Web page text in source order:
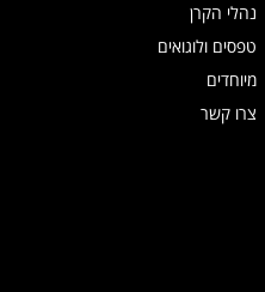
נהלי הקרן
טפסים ולוגואים
מיוחדים
צרו קשר